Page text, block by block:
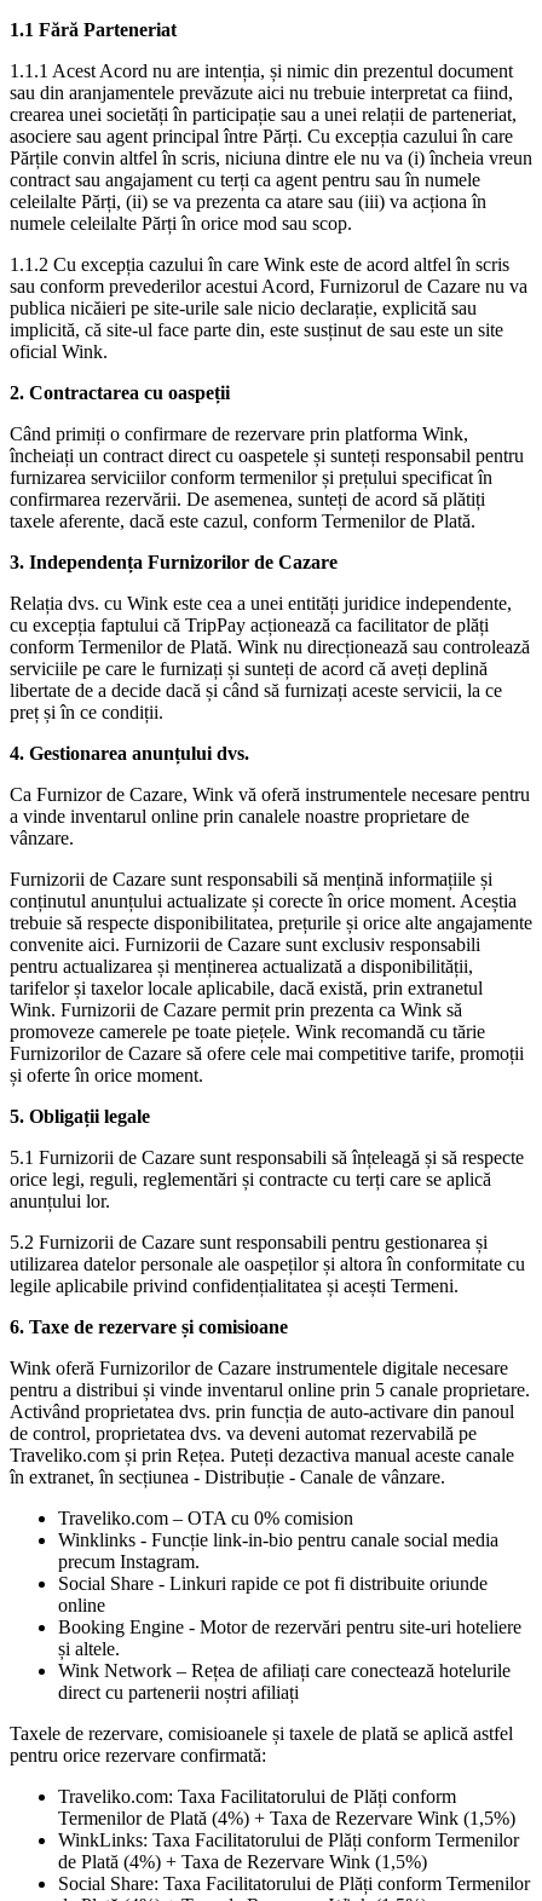
1.1 Fără Parteneriat
1.1.1 Acest Acord nu are intenția, și nimic din prezentul document
sau din aranjamentele prevăzute aici nu trebuie interpretat ca fiind,
crearea unei societăți în participație sau a unei relații de parteneriat,
asociere sau agent principal între Părți. Cu excepția cazului în care
Părțile convin altfel în scris, niciuna dintre ele nu va (i) încheia vreun
contract sau angajament cu terți ca agent pentru sau în numele
celeilalte Părți, (ii) se va prezenta ca atare sau (iii) va acționa în
numele celeilalte Părți în orice mod sau scop.
1.1.2 Cu excepția cazului în care Wink este de acord altfel în scris
sau conform prevederilor acestui Acord, Furnizorul de Cazare nu va
publica nicăieri pe site-urile sale nicio declarație, explicită sau
implicită, că site-ul face parte din, este susținut de sau este un site
oficial Wink.
2. Contractarea cu oaspeții
Când primiți o confirmare de rezervare prin platforma Wink,
încheiați un contract direct cu oaspetele și sunteți responsabil pentru
furnizarea serviciilor conform termenilor și prețului specificat în
confirmarea rezervării. De asemenea, sunteți de acord să plătiți
taxele aferente, dacă este cazul, conform Termenilor de Plată.
3. Independența Furnizorilor de Cazare
Relația dvs. cu Wink este cea a unei entități juridice independente,
cu excepția faptului că TripPay acționează ca facilitator de plăți
conform Termenilor de Plată. Wink nu direcționează sau controlează
serviciile pe care le furnizați și sunteți de acord că aveți deplină
libertate de a decide dacă și când să furnizați aceste servicii, la ce
preț și în ce condiții.
4. Gestionarea anunțului dvs.
Ca Furnizor de Cazare, Wink vă oferă instrumentele necesare pentru
a vinde inventarul online prin canalele noastre proprietare de
vânzare.
Furnizorii de Cazare sunt responsabili să mențină informațiile și
conținutul anunțului actualizate și corecte în orice moment. Aceștia
trebuie să respecte disponibilitatea, prețurile și orice alte angajamente
convenite aici. Furnizorii de Cazare sunt exclusiv responsabili
pentru actualizarea și menținerea actualizată a disponibilității,
tarifelor și taxelor locale aplicabile, dacă există, prin extranetul
Wink. Furnizorii de Cazare permit prin prezenta ca Wink să
promoveze camerele pe toate piețele. Wink recomandă cu tărie
Furnizorilor de Cazare să ofere cele mai competitive tarife, promoții
și oferte în orice moment.
5. Obligații legale
5.1 Furnizorii de Cazare sunt responsabili să înțeleagă și să respecte
orice legi, reguli, reglementări și contracte cu terți care se aplică
anunțului lor.
5.2 Furnizorii de Cazare sunt responsabili pentru gestionarea și
utilizarea datelor personale ale oaspeților și altora în conformitate cu
legile aplicabile privind confidențialitatea și acești Termeni.
6. Taxe de rezervare și comisioane
Wink oferă Furnizorilor de Cazare instrumentele digitale necesare
pentru a distribui și vinde inventarul online prin 5 canale proprietare.
Activând proprietatea dvs. prin funcția de auto-activare din panoul
de control, proprietatea dvs. va deveni automat rezervabilă pe
Traveliko.com și prin Rețea. Puteți dezactiva manual aceste canale
în extranet, în secțiunea - Distribuție - Canale de vânzare.
Traveliko.com – OTA cu 0% comision
Winklinks - Funcție link-in-bio pentru canale social media
precum Instagram.
Social Share - Linkuri rapide ce pot fi distribuite oriunde
online
Booking Engine - Motor de rezervări pentru site-uri hoteliere
și altele.
Wink Network – Rețea de afiliați care conectează hotelurile
direct cu partenerii noștri afiliați
Taxele de rezervare, comisioanele și taxele de plată se aplică astfel
pentru orice rezervare confirmată:
Traveliko.com: Taxa Facilitatorului de Plăți conform
Termenilor de Plată (4%) + Taxa de Rezervare Wink (1,5%)
WinkLinks: Taxa Facilitatorului de Plăți conform Termenilor
de Plată (4%) + Taxa de Rezervare Wink (1,5%)
Social Share: Taxa Facilitatorului de Plăți conform Termenilor